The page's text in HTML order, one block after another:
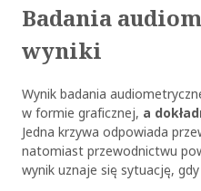
Badania
wyniki
Wynik badania
w formie graficznej, a
Jedna krzywa odpowiada
natomiast przewodnictwu
wynik uznaje się sytuację,